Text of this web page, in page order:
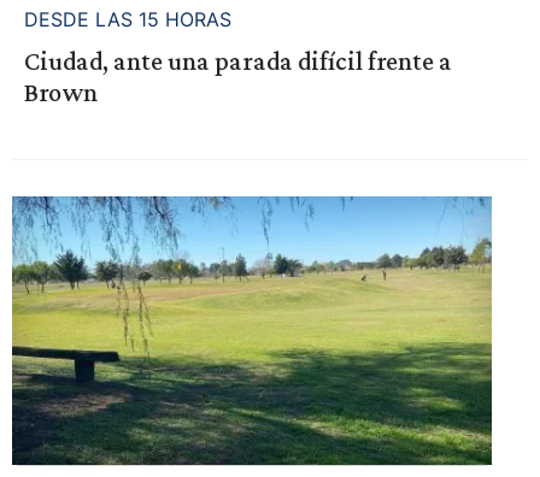
DESDE LAS 15 HORAS
Ciudad, ante una parada difícil frente a
Brown